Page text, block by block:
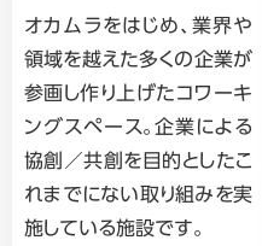
オカムラをはじめ、業界や
領域を越えた多くの企業が
参画し作り上げたコワーキ
ングスペース。企業による
協創／共創を目的としたこ
れまでにない取り組みを実
施している施設です。